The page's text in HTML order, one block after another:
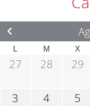
L M X
27 28 29
3 4 5